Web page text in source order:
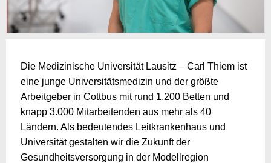
Die Medizinische Universität Lausitz – Carl Thiem ist
eine junge Universitätsmedizin und der größte
Arbeitgeber in Cottbus mit rund 1.200 Betten und
knapp 3.000 Mitarbeitenden aus mehr als 40
Ländern. Als bedeutendes Leitkrankenhaus und
Universität gestalten wir die Zukunft der
Gesundheitsversorgung in der Modellregion